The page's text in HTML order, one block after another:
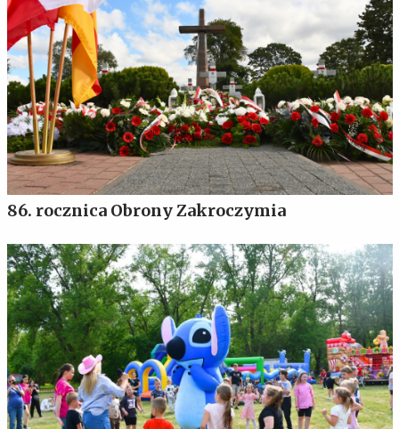
86. rocznica Obrony Zakroczymia